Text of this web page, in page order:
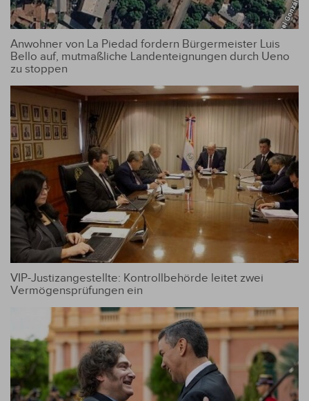
Anwohner von La Piedad fordern Bürgermeister Luis
Bello auf, mutmaßliche Landenteignungen durch Ueno
zu stoppen
VIP-Justizangestellte: Kontrollbehörde leitet zwei
Vermögensprüfungen ein